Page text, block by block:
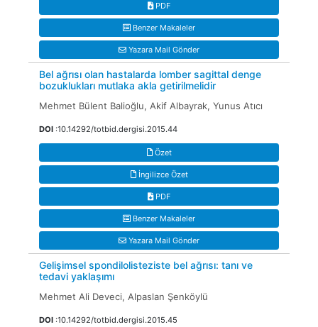
PDF
Benzer Makaleler
Yazara Mail Gönder
Bel ağrısı olan hastalarda lomber sagittal denge
bozuklukları mutlaka akla getirilmelidir
Mehmet Bülent Balioğlu, Akif Albayrak, Yunus Atıcı
DOI :10.14292/totbid.dergisi.2015.44
Özet
İngilizce Özet
PDF
Benzer Makaleler
Yazara Mail Gönder
Gelişimsel spondilolisteziste bel ağrısı: tanı ve
tedavi yaklaşımı
Mehmet Ali Deveci, Alpaslan Şenköylü
DOI :10.14292/totbid.dergisi.2015.45